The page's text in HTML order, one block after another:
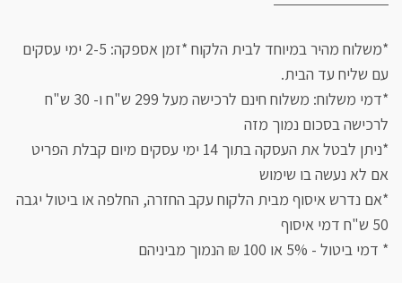
*משלוח מהיר במיוחד לבית הלקוח *זמן אספקה: 2-5 ימי עסקים
עם שליח עד הבית.
*דמי משלוח: משלוח חינם לרכישה מעל 299 ש"ח ו- 30 ש"ח
לרכישה בסכום נמוך מזה
*ניתן לבטל את העסקה בתוך 14 ימי עסקים מיום קבלת הפריט
אם לא נעשה בו שימוש
*אם נדרש איסוף מבית הלקוח עקב החזרה, החלפה או ביטול יגבה
50 ש"ח דמי איסוף
* דמי ביטול - 5% או 100 ₪ הנמוך מביניהם